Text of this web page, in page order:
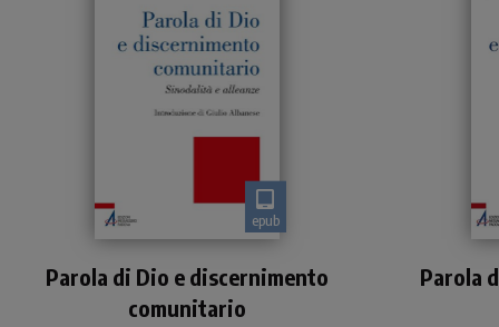
epub
e teologica concreta per la
tempo così complesso:
Parola di Dio e discernimento
comunitario
di
Parola